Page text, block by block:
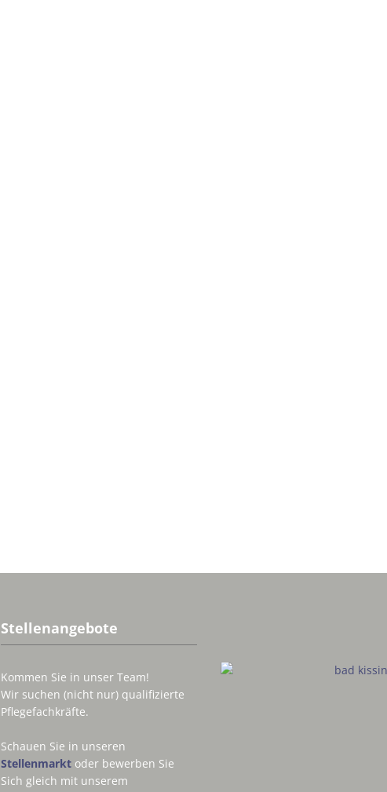
Stellenangebote
Kommen Sie in unser Team!
Wir suchen (nicht nur) qualifizierte
Pflegefachkräfte.
Schauen Sie in unseren
Stellenmarktoder bewerben Sie
Sich gleich mit unserem